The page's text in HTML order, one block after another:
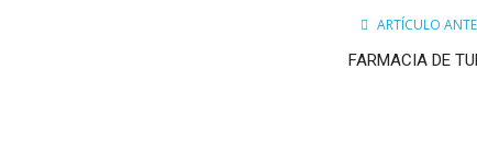
ARTÍCULO
FARMACIA DE